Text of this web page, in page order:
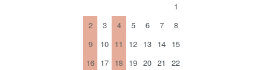
1
2
3 4 5 6 7
8
9
10 11 12 13 14 15
16 17 18 19 20 21
22